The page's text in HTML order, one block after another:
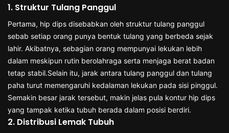
1. Struktur Tulang Panggul
Pertama, hip dips disebabkan oleh struktur tulang panggul
sebab setiap orang punya bentuk tulang yang berbeda sejak
lahir. Akibatnya, sebagian orang mempunyai lekukan lebih
dalam meskipun rutin berolahraga serta menjaga berat badan
tetap stabil.Selain itu, jarak antara tulang panggul dan tulang
paha turut memengaruhi kedalaman lekukan pada sisi pinggul.
Semakin besar jarak tersebut, makin jelas pula kontur hip dips
yang tampak ketika tubuh berada dalam posisi berdiri.
2. Distribusi Lemak Tubuh